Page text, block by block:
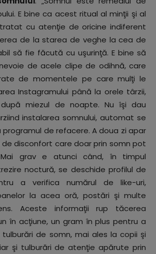
E bine ca acest ritual al minţii şi al
cu atenţie de oricine indiferent
de la starea de veghe la cea de
să fie făcută cu uşurinţă. E bine să
de acele clipe de odihnă, care
de momentele pe care mulţi le
Instagramului până la orele târzii,
miezul de noapte. Nu îşi dau
instalarea somnului, automat se
programul de refacere. A doua zi apar
disconfort care doar prin somn pot
grav e atunci când, în timpul
noctură, se deschide profilul de
a verifica numărul de like-uri,
la acea oră, postări şi multe
Aceste informaţii rup tăcerea
în acţiune, un gram în plus pentru a
de somn, mai ales la copii şi
şi tulburări de atenţie apărute prin